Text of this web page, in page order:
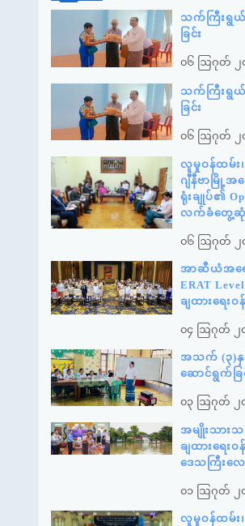
သက်ကြီးရွယ်
ခြင်း
၀၆ ဩဂုတ် ၂
သက်ကြီးရွယ်
ခြင်း
၀၆ ဩဂုတ် ၂
လူမှုဝန်ထမ်း
ဂျီနီဗာမြို့အ
ရုံးချုပ်၏
လက်ခံတွေ့ဆုံ
၀၆ ဩဂုတ် ၂
အာဆီယံအရေ
ERAT
ချထားရေး
၀၄ ဩဂုတ် ၂
အသက် (၃)နှ
ဆောင်ရွက်ခ
၀၃ ဩဂုတ် ၂
အမျိုးသား
ချထားရေး
ဒေသကြီးလ
၀၁ ဩဂုတ် ၂
လူမှုဝန်ထမ်း